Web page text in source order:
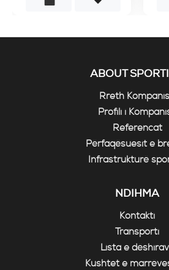
ABOUT
Rreth
Profili i
Referencat
Përfaqësuesit e
Infrastrukturë
NDIHMA
Kontakti
Transporti
Lista e
Kushtet e